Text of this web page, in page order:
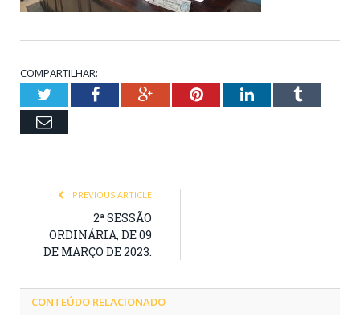
COMPARTILHAR:
TwitterFacebookGoogle+PinterestLinkedInTumblr
Email
PREVIOUS ARTICLE
2ª SESSÃO
ORDINÁRIA, DE 09
DE MARÇO DE 2023.
CONTEÚDO RELACIONADO